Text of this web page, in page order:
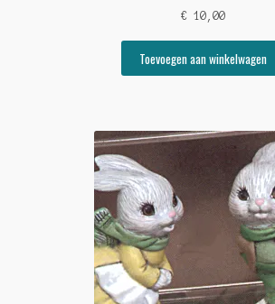
€ 10,00
Toevoegen aan winkelwagen